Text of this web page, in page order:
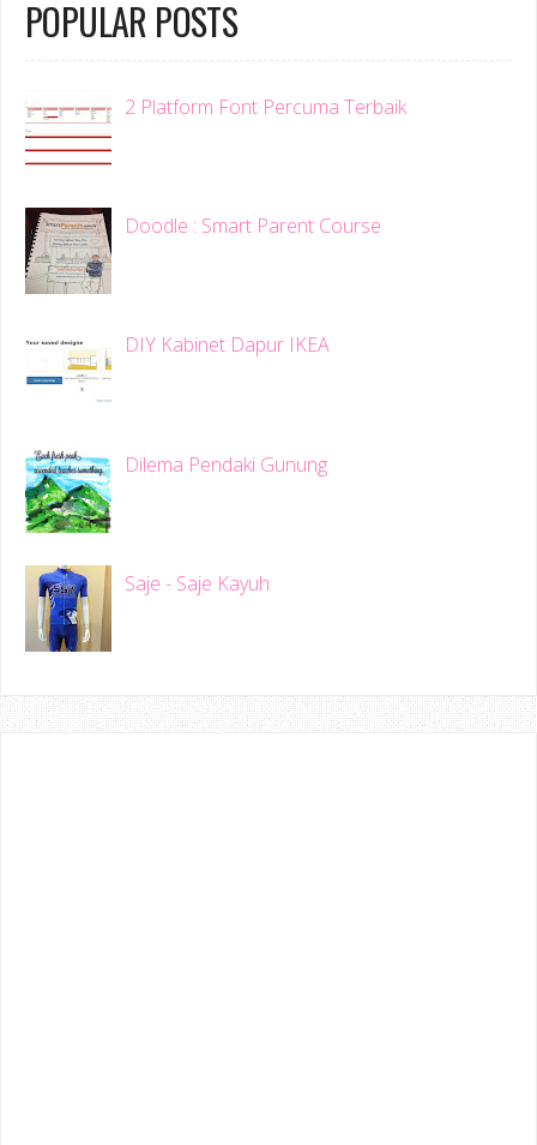
POPULAR POSTS
2 Platform Font Percuma Terbaik
Doodle : Smart Parent Course
DIY Kabinet Dapur IKEA
Dilema Pendaki Gunung
Saje - Saje Kayuh